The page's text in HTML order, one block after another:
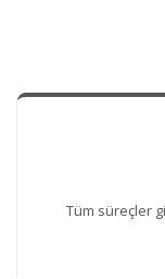
Tüm süreçler